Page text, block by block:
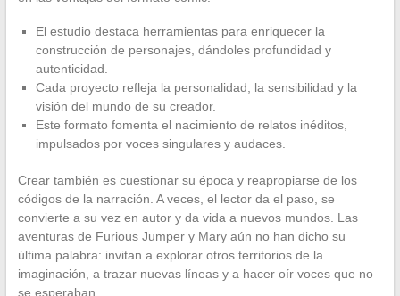
El estudio destaca herramientas para enriquecer la
construcción de personajes, dándoles profundidad y
autenticidad.
Cada proyecto refleja la personalidad, la sensibilidad y la
visión del mundo de su creador.
Este formato fomenta el nacimiento de relatos inéditos,
impulsados por voces singulares y audaces.
Crear también es cuestionar su época y reapropiarse de los
códigos de la narración. A veces, el lector da el paso, se
convierte a su vez en autor y da vida a nuevos mundos. Las
aventuras de Furious Jumper y Mary aún no han dicho su
última palabra: invitan a explorar otros territorios de la
imaginación, a trazar nuevas líneas y a hacer oír voces que no
se esperaban.